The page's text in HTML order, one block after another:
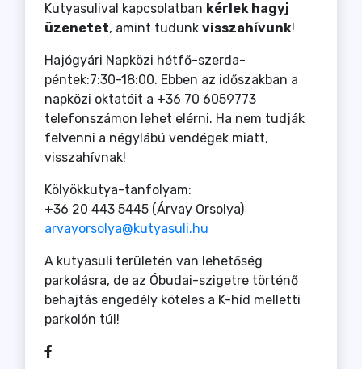
Kutyasulival kapcsolatban kérlek hagyj
üzenetet, amint tudunk visszahívunk!
Hajógyári Napközi hétfő-szerda-
péntek:7:30-18:00. Ebben az időszakban a
napközi oktatóit a +36 70 6059773
telefonszámon lehet elérni. Ha nem tudják
felvenni a négylábú vendégek miatt,
visszahívnak!
Kölyökkutya-tanfolyam:
+36 20 443 5445 (Árvay Orsolya)
arvayorsolya@kutyasuli.hu
A kutyasuli területén van lehetőség
parkolásra, de az Óbudai-szigetre történő
behajtás engedély köteles a K-híd melletti
parkolón túl!